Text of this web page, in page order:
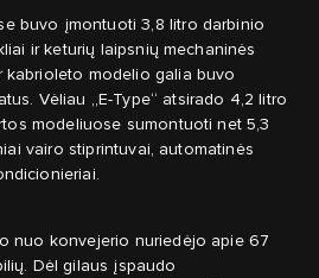
buvo įmontuoti 3,8 litro darbinio
ir keturių laipsnių mechaninės
kabrioleto modelio galia buvo
Vėliau „E-Type“ atsirado 4,2 litro
modeliuose sumontuoti net 5,3
vairo stiprintuvai, automatinės
nuo konvejerio nuriedėjo apie 67
Dėl gilaus įspaudo